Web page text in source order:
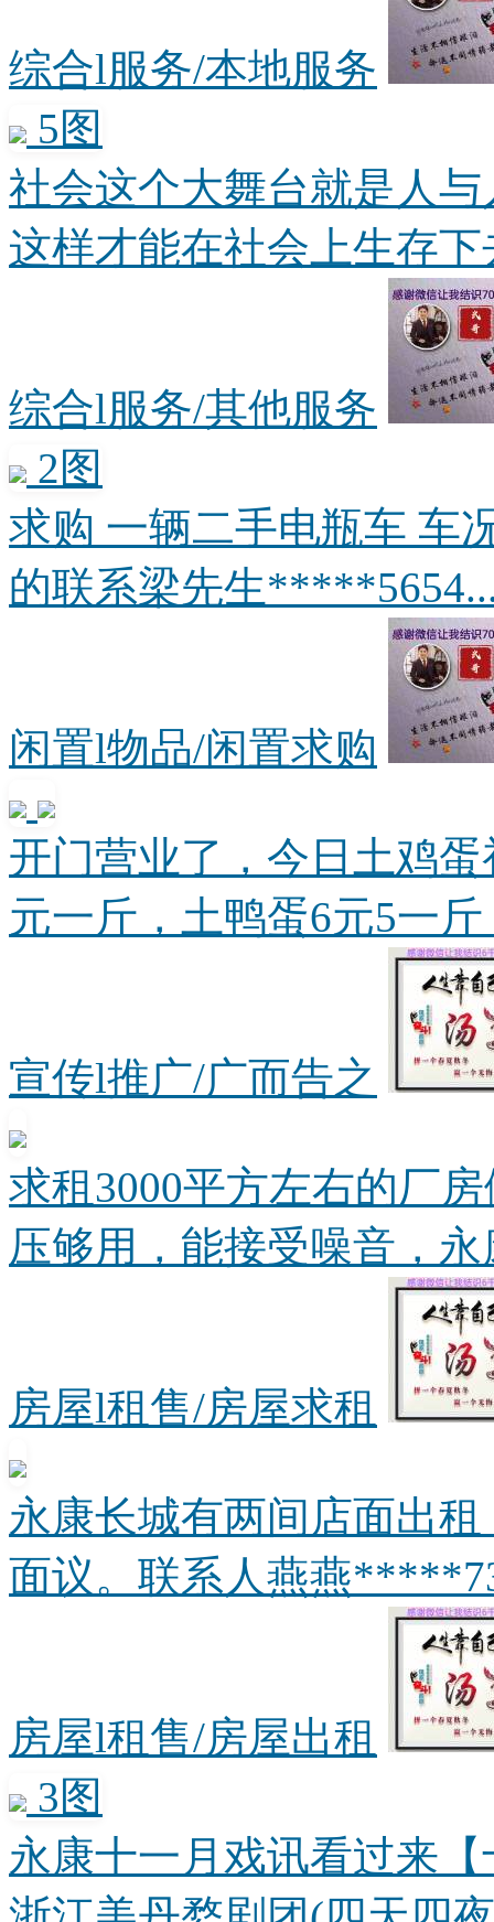
综合l服务/本地服务
5图
社会这个大舞台就是人
这样才能在社会上生存下
综合l服务/其他服务
2图
求购 一辆二手电瓶车 车
的联系梁先生
闲置l物品/闲置求购
开门营业了，今日土鸡
元一斤，土鸭蛋6元5一斤
宣传l推广/广而告之
求租3000平方左右的厂
压够用，能接受噪音，永
房屋l租售/房屋求租
永康长城有两间店面出
面议。联系人燕燕
房屋l租售/房屋出租
3图
永康十一月戏讯看过来